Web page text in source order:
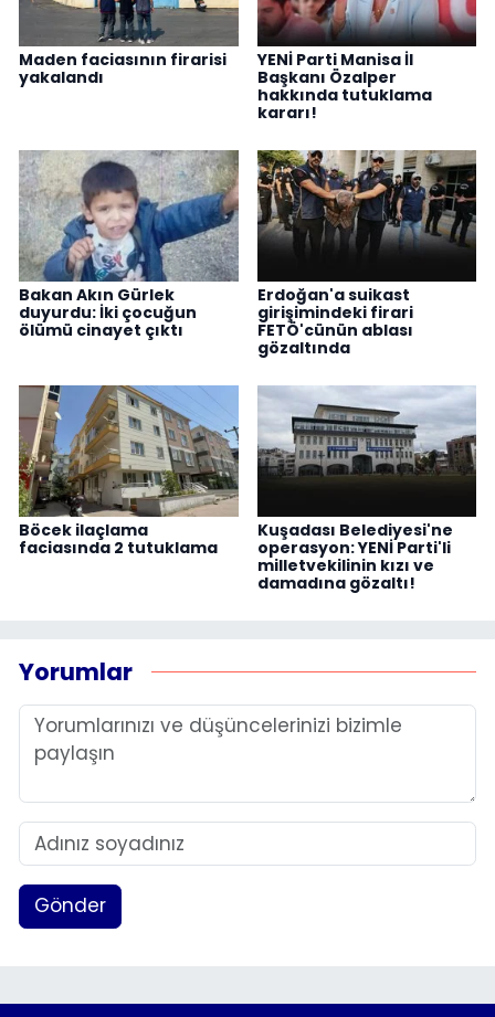
Maden faciasının firarisi
yakalandı
YENİ Parti Manisa İl
Başkanı Özalper
hakkında tutuklama
kararı!
Bakan Akın Gürlek
duyurdu: İki çocuğun
ölümü cinayet çıktı
Erdoğan'a suikast
girişimindeki firari
FETÖ'cünün ablası
gözaltında
Böcek ilaçlama
faciasında 2 tutuklama
Kuşadası Belediyesi'ne
operasyon: YENİ Parti'li
milletvekilinin kızı ve
damadına gözaltı!
Yorumlar
Gönder